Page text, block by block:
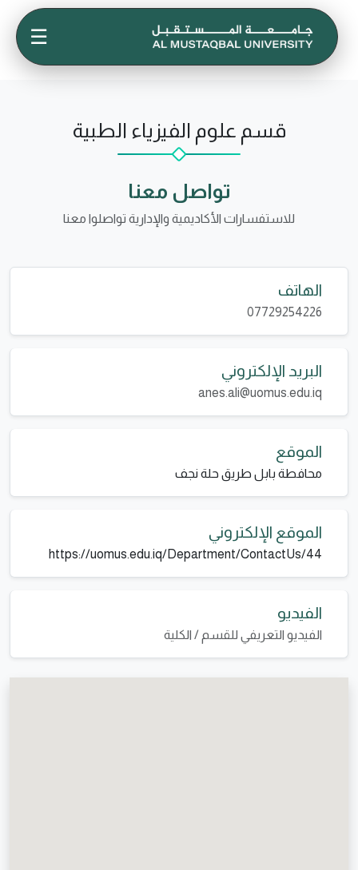
☰
قسم علوم الفيزياء الطبية
تواصل معنا
للاستفسارات الأكاديمية والإدارية تواصلوا معنا
الهاتف
07729254226
البريد الإلكتروني
anes.ali@uomus.edu.iq
الموقع
محافطة بابل طريق حلة نجف
الموقع الإلكتروني
https://uomus.edu.iq/Department/ContactUs/44
الفيديو
الفيديو التعريفي للقسم / الكلية